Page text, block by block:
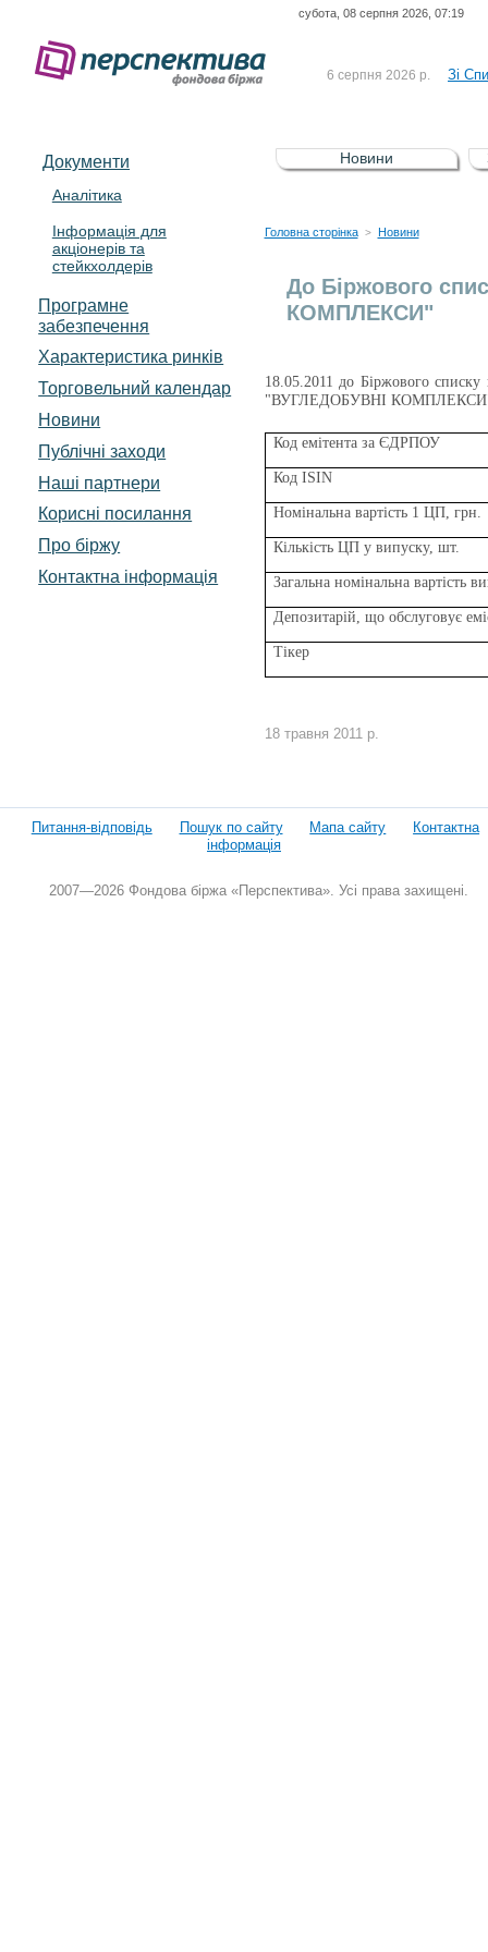
субота, 08 серпня 2026, 07:19
6 серпня 2026 р. Зі
5 серпня 2026 р.
Зі
UA4000232607)
4 серпня 2026 р.
Документи
Аналітика
Інформація для
акціонерів та
стейкхолдерів
Програмне
забезпечення
Характеристика pинків
Торговельний календар
Новини
Публічні заходи
Наші партнери
Корисні посилання
Про біржу
Контактна інформація
Новини
Головна сторінка > Новини
До Біржового
КОМПЛЕКСИ"
18.05.2011 до Біржового списку
"ВУГЛЕДОБУВНІ
Код емітента за ЄДРПОУ
Код ISIN
Номінальна вартість 1 ЦП, грн.
Кількість ЦП у випуску, шт.
Загальна номінальна вартість
Депозитарій, що обслуговує
Тікер
18 травня 2011 р.
Питання-відповідь Пошук по сайту Мапа сайту
Контактна
інформація
2007—2026 Фондова біржа «Перспектива». Усі права захищені.